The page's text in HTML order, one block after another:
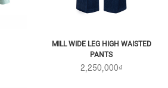
MILL WIDE LEG HIGH WAISTED
PANTS
2,250,000₫